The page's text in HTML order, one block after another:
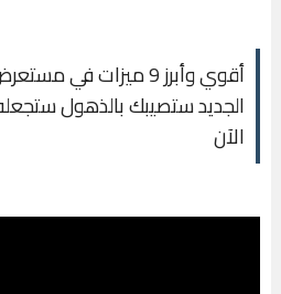
الجديد ستصيبك بالذهول
الآن